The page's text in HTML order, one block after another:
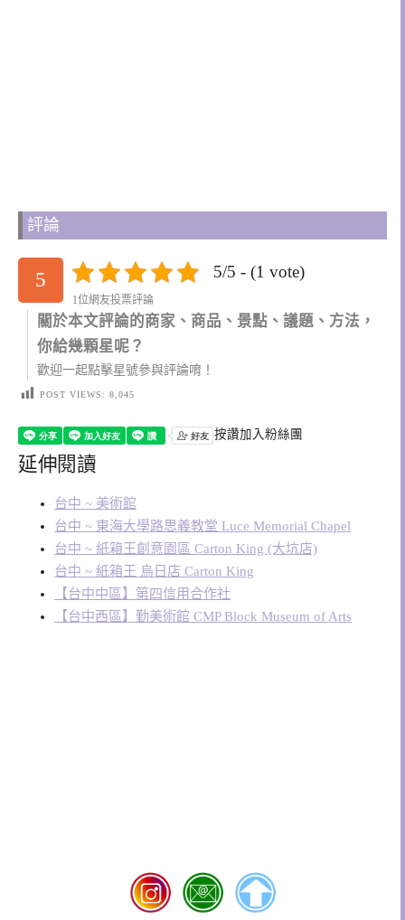
評論
5 5/5 - (1 vote)
1位網友投票評論
關於本文評論的商家、商品、景點、議題、方法，
你給幾顆星呢？
歡迎一起點擊星號參與評論唷！
POST VIEWS: 8,045
按讚加入粉絲團
延伸閱讀
台中 ~ 美術館
台中 ~ 東海大學路思義教堂 Luce Memorial Chapel
台中 ~ 紙箱王創意園區 Carton King (大坑店)
台中 ~ 紙箱王 烏日店 Carton King
【台中中區】第四信用合作社
【台中西區】勤美術館 CMP Block Museum of Arts